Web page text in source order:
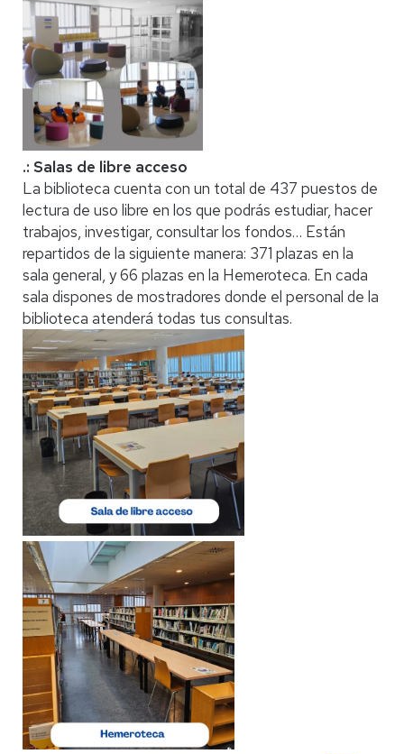
.: Salas de libre acceso
La biblioteca cuenta con un total de 437 puestos de
lectura de uso libre en los que podrás estudiar, hacer
trabajos, investigar, consultar los fondos… Están
repartidos de la siguiente manera: 371 plazas en la
sala general, y 66 plazas en la Hemeroteca. En cada
sala dispones de mostradores donde el personal de la
biblioteca atenderá todas tus consultas.